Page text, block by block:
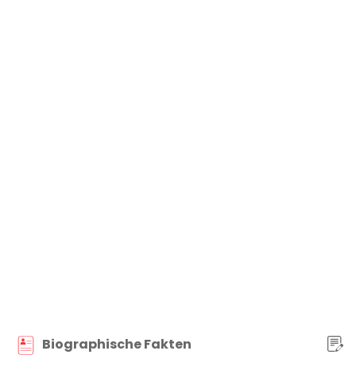
Biographische Fakten